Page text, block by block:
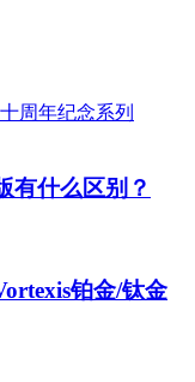
有什么区别？
铂金/钛金